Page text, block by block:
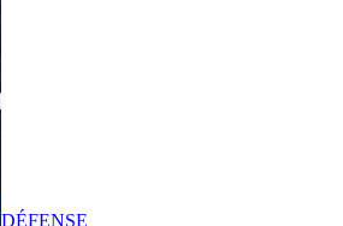
DÉFENSE